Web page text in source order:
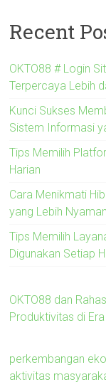
Recent
OKTO88 # Login
Terpercaya Lebih
Kunci Sukses
Sistem Informasi
Tips Memilih
Harian
Cara Menikmati
yang Lebih Nyaman
Tips Memilih
Digunakan Setiap
OKTO88 dan
Produktivitas di
perkembangan
aktivitas